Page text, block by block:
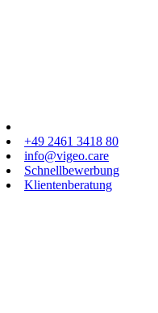
+49 2461 3418 80
info@vigeo.care
Schnellbewerbung
Klientenberatung